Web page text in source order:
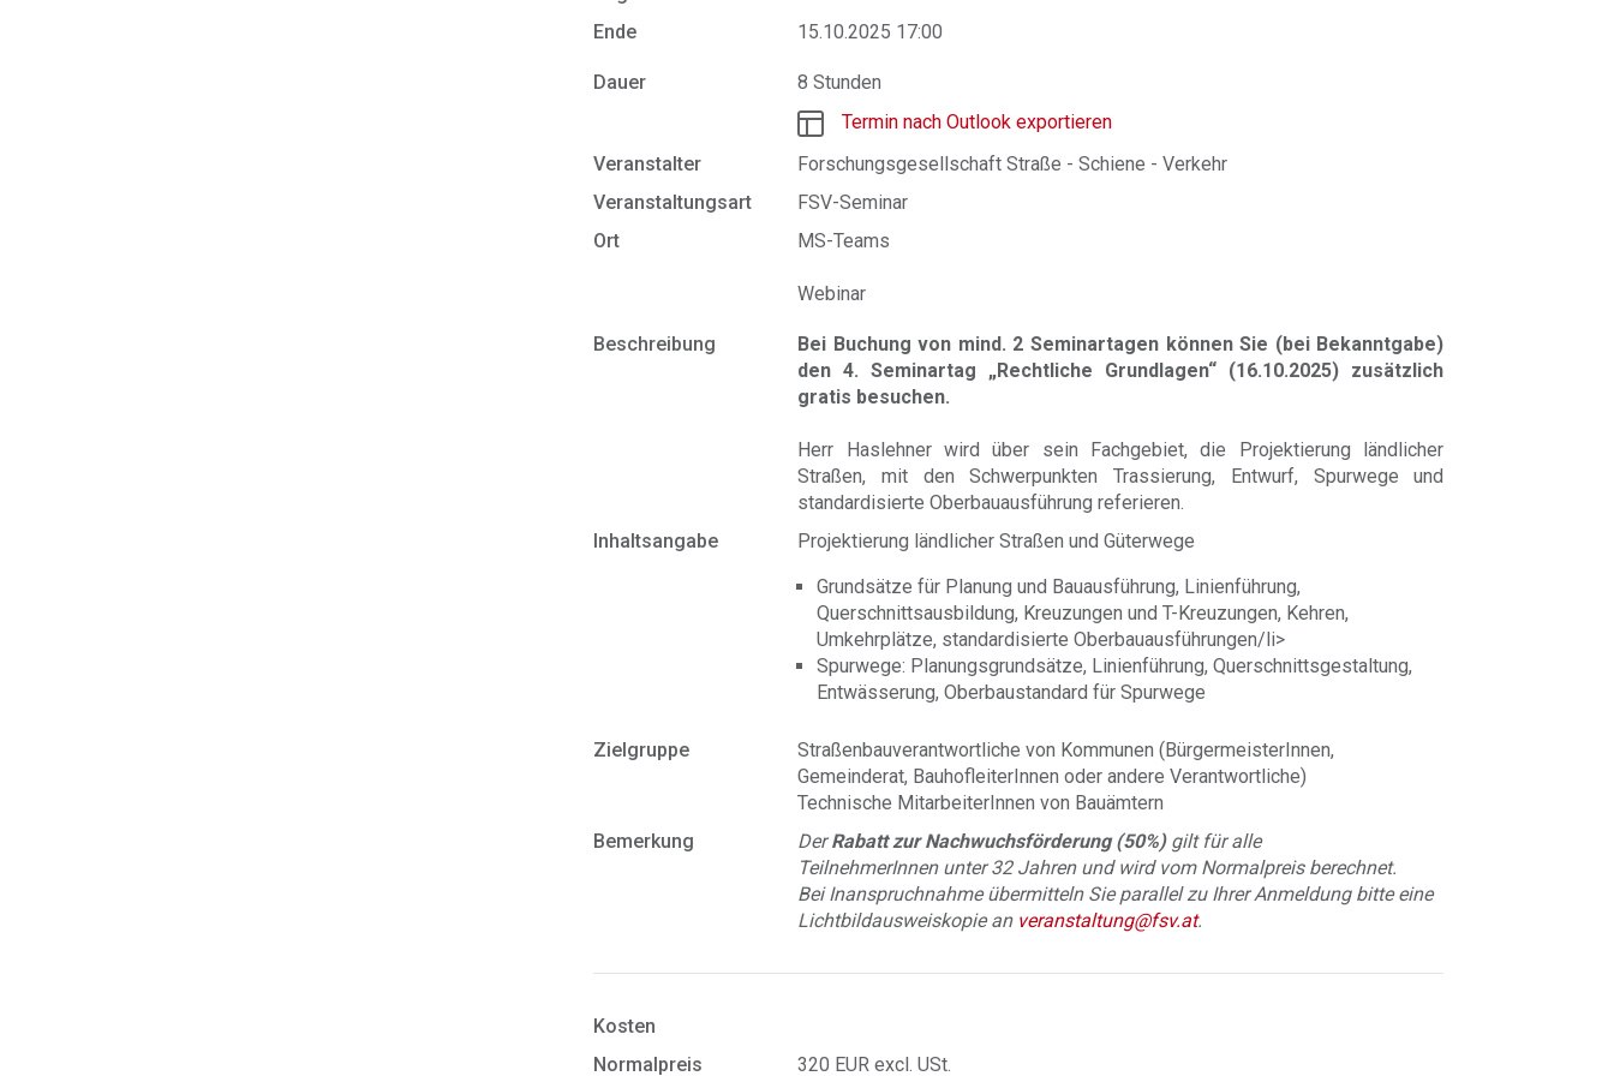
Ende
15.10.2025 17:00
Dauer
8 Stunden
Termin nach Outlook exportieren
Veranstalter
Forschungsgesellschaft Straße - Schiene - Verkehr
Veranstaltungsart
FSV-Seminar
Ort
MS-Teams
Webinar
Beschreibung
Bei Buchung von mind. 2 Seminartagen können Sie (bei Bekanntgabe)
den 4. Seminartag „Rechtliche Grundlagen“ (16.10.2025) zusätzlich
gratis besuchen.
Herr Haslehner wird über sein Fachgebiet, die Projektierung ländlicher
Straßen, mit den Schwerpunkten Trassierung, Entwurf, Spurwege und
standardisierte Oberbauausführung referieren.
Inhaltsangabe
Projektierung ländlicher Straßen und Güterwege
Grundsätze für Planung und Bauausführung, Linienführung,
Querschnittsausbildung, Kreuzungen und T-Kreuzungen, Kehren,
Umkehrplätze, standardisierte Oberbauausführungen/li>
Spurwege: Planungsgrundsätze, Linienführung, Querschnittsgestaltung,
Entwässerung, Oberbaustandard für Spurwege
Zielgruppe
Straßenbauverantwortliche von Kommunen (BürgermeisterInnen,
Gemeinderat, BauhofleiterInnen oder andere Verantwortliche)
Technische MitarbeiterInnen von Bauämtern
Bemerkung
DerRabatt zur Nachwuchsförderung (50%)gilt für alle
TeilnehmerInnen unter 32 Jahren und wird vom Normalpreis berechnet.
Bei Inanspruchnahme übermitteln Sie parallel zu Ihrer Anmeldung bitte eine
Lichtbildausweiskopie an veranstaltung@fsv.at.
Kosten
Normalpreis
320 EUR excl. USt.